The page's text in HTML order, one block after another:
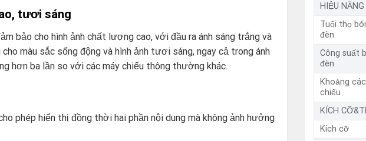
tươi sáng
bảo cho hình ảnh chất lượng cao, với đầu ra ánh sáng trắng và
cho màu sắc sống động và hình ảnh tươi sáng, ngay cả trong ánh
hơn ba lần so với các máy chiếu thông thường khác.
phép hiển thị đồng thời hai phần nội dung mà không ảnh hưởng
HIỆU NĂNG
Tuổi thọ
đèn
Công suất
đèn
Khoảng
chiếu
KÍCH
Kích cỡ